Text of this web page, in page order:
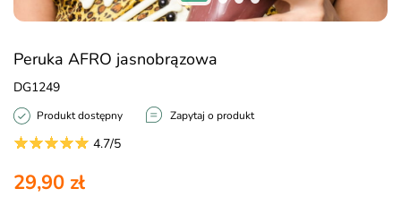
Peruka AFRO jasnobrązowa
DG1249
Produkt dostępny Zapytaj o produkt
4.7/5
29,90 zł